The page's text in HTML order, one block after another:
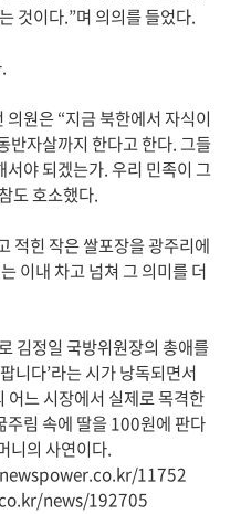
것이다.”며 의의를 들었다.
원은 “지금 북한에서 자식이
반자살까지 한다고 한다. 그들
야 되겠는가. 우리 민족이 그
도 호소했다.
적힌 작은 쌀포장을 광주리에
이내 차고 넘쳐 그 의미를 더
김정일 국방위원장의 총애를
니다’라는 시가 낭독되면서
어느 시장에서 실제로 목격한
주림 속에 딸을 100원에 판다
니의 사연이다.
11752
news/192705